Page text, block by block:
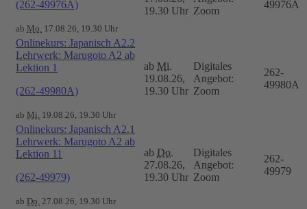
(262-49976A)
ab Mo. 17.08.26, 19.30 Uhr
19.30 Uhr Zoom
49976A
Onlinekurs: Japanisch A2.2
Lehrwerk: Marugoto A2 ab
Lektion 1
(262-49980A)
ab Mi. 19.08.26, 19.30 Uhr
ab Mi.
19.08.26,
19.30 Uhr
Digitales
Angebot:
Zoom
262-
49980A
Onlinekurs: Japanisch A2.1
Lehrwerk: Marugoto A2 ab
Lektion 11
(262-49979)
ab Do. 27.08.26, 19.30 Uhr
ab Do.
27.08.26,
19.30 Uhr
Digitales
Angebot:
Zoom
262-
49979